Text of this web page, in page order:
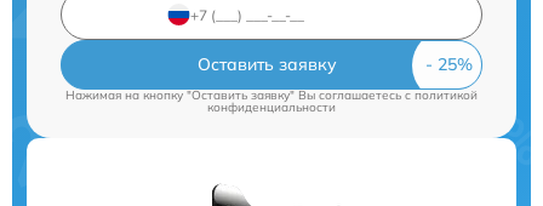
Оставить заявку
Нажимая на кнопку "Оставить заявку" Вы соглашаетесь c политикой
конфиденциальности